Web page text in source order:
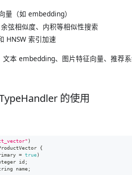
量（如 embedding）
弦相似度、内积等相似性搜索
HNSW 索引加速
文本 embedding、图片特征向量、推荐
的使用
)
{
= true)
id ;
name;